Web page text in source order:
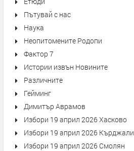
Пътувай с нас
Наука
Неопитомените Родопи
Фактор 7
Истории извън Новините
Различните
Гейминг
Димитър Аврамов
Избори 19 април 2026 Хасково
Избори 19 април 2026 Кърджали
Избори 19 април 2026 Смолян